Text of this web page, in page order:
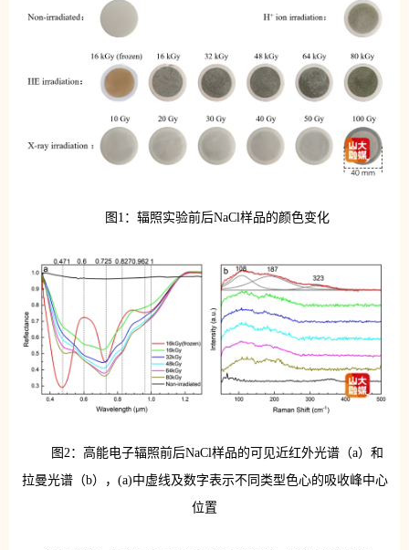
图1：辐照实验前后NaCl样品的颜色变化
图2：高能电子辐照前后NaCl样品的可见近红外光谱（a）和
拉曼光谱（b），(a)中虚线及数字表示不同类型色心的吸收峰中心
位置